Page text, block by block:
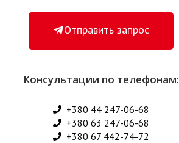
Отправить запрос
Консультации по телефонам:
+380 44 247-06-68
+380 63 247-06-68
+380 67 442-74-72